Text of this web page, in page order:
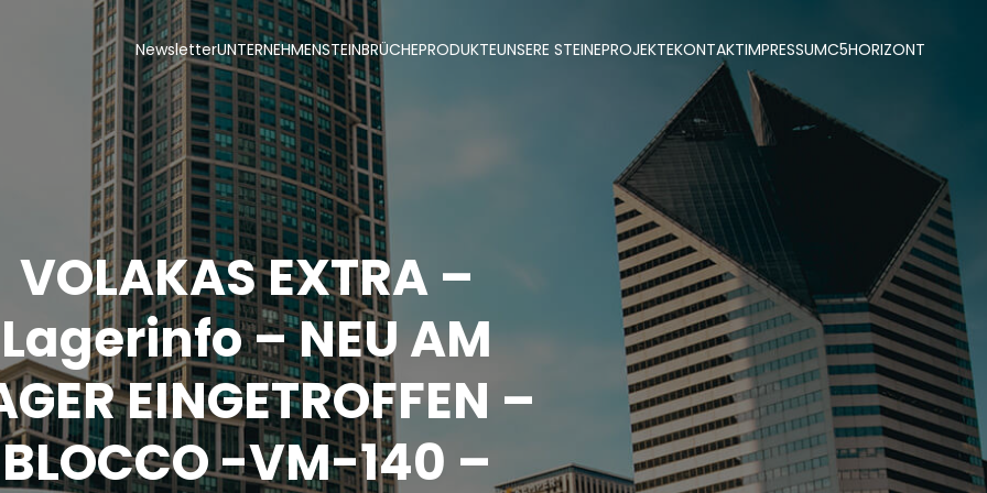
NewsletterUNTERNEHMENSTEINBRÜCHEPRODUKTEUNSERE STEINEPROJEKTEKONTAKTIMPRESSUMC5HORIZONT
VOLAKAS EXTRA –
Lagerinfo – NEU AM
EINGETROFFEN –
BLOCCO -VM-140 –